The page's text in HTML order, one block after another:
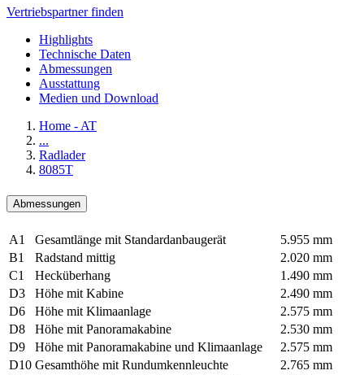
Vertriebspartner finden
Highlights
Technische Daten
Abmessungen
Ausstattung
Medien und Download
Home - AT
...
Radlader
8085T
Abmessungen
A1 Gesamtlänge mit Standardanbaugerät
5.955 mm
B1
Radstand mittig
2.020 mm
C1
Hecküberhang
1.490 mm
D3
Höhe mit Kabine
2.490 mm
D6
Höhe mit Klimaanlage
2.575 mm
D8
Höhe mit Panoramakabine
2.530 mm
D9
Höhe mit Panoramakabine und Klimaanlage
2.575 mm
D10 Gesamthöhe mit Rundumkennleuchte
2.765 mm